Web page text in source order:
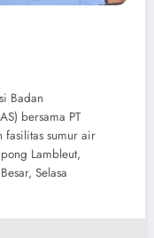
Badan
bersama PT
fasilitas sumur air
Lambleut,
Selasa